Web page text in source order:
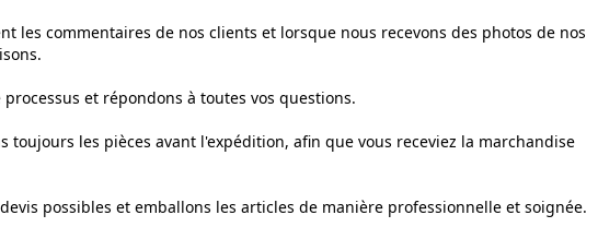
les commentaires de nos clients et lorsque nous recevons des photos de nos
et répondons à toutes vos questions.
toujours les pièces avant l'expédition, afin que vous receviez la marchandise
possibles et emballons les articles de manière professionnelle et soignée.